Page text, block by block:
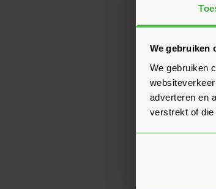
We gebruiken
We gebruiken
adverteren en
verstrekt of